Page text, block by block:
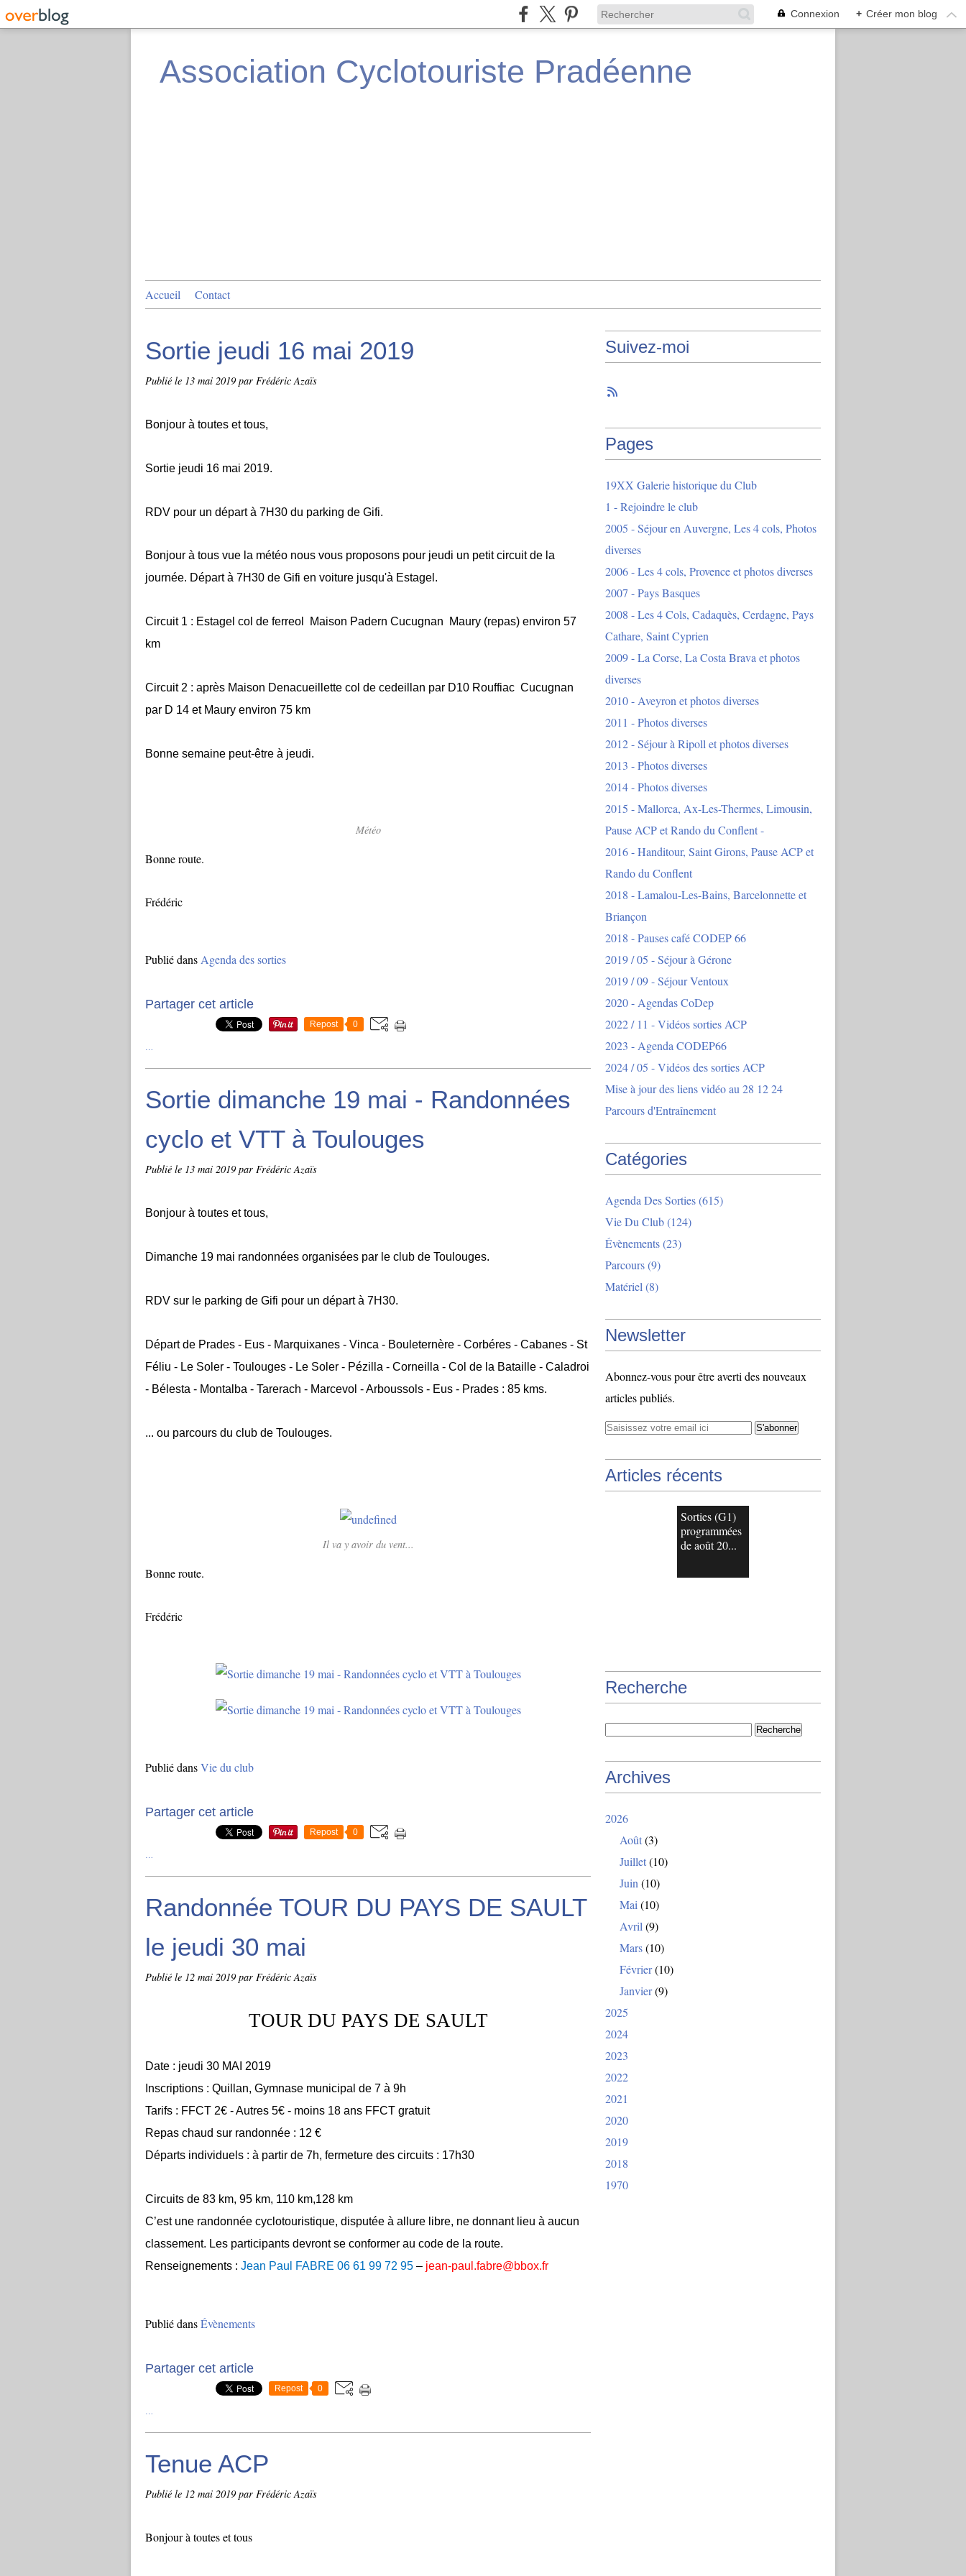
Connexion + Créer mon blog
Association Cyclotouriste Pradéenne
Accueil Contact
Sortie jeudi 16 mai 2019
Publié le 13 mai 2019 par Frédéric Azaïs
Bonjour à toutes et tous,
Sortie jeudi 16 mai 2019.
RDV pour un départ à 7H30 du parking de Gifi.
Bonjour à tous vue la météo nous vous proposons pour jeudi un petit circuit de la
journée. Départ à 7H30 de Gifi en voiture jusqu'à Estagel.
Circuit 1 : Estagel col de ferreol Maison Padern Cucugnan Maury (repas) environ 57
km
Circuit 2 : après Maison Denacueillette col de cedeillan par D10 Rouffiac Cucugnan
par D 14 et Maury environ 75 km
Bonne semaine peut-être à jeudi.
Météo
Bonne route.
Frédéric
Publié dans Agenda des sorties
Partager cet article
Repost 0
…
Sortie dimanche 19 mai - Randonnées
cyclo et VTT à Toulouges
Publié le 13 mai 2019 par Frédéric Azaïs
Bonjour à toutes et tous,
Dimanche 19 mai randonnées organisées par le club de Toulouges.
RDV sur le parking de Gifi pour un départ à 7H30.
Départ de Prades - Eus - Marquixanes - Vinca - Bouleternère - Corbéres - Cabanes - St
Féliu - Le Soler - Toulouges - Le Soler - Pézilla - Corneilla - Col de la Bataille - Caladroi
- Bélesta - Montalba - Tarerach - Marcevol - Arboussols - Eus - Prades : 85 kms.
... ou parcours du club de Toulouges.
Il va y avoir du vent...
Bonne route.
Frédéric
Publié dansVie du club
Partager cet article
Repost 0
…
Randonnée TOUR DU PAYS DE SAULT
le jeudi 30 mai
Publié le 12 mai 2019 par Frédéric Azaïs
TOUR DU PAYS DE SAULT
Date : jeudi 30 MAI 2019
Inscriptions : Quillan, Gymnase municipal de 7 à 9h
Tarifs : FFCT 2€ - Autres 5€ - moins 18 ans FFCT gratuit
Repas chaud sur randonnée : 12 €
Départs individuels : à partir de 7h, fermeture des circuits : 17h30
Circuits de 83 km, 95 km, 110 km,128 km
C’est une randonnée cyclotouristique, disputée à allure libre, ne donnant lieu à aucun
classement. Les participants devront se conformer au code de la route.
Renseignements : Jean Paul FABRE 06 61 99 72 95 – jean-paul.fabre@bbox.fr
Publié dansÉvènements
Partager cet article
Repost 0
…
Tenue ACP
Publié le 12 mai 2019 par Frédéric Azaïs
Bonjour à toutes et tous
Suivez-moi
Pages
19XX Galerie historique du Club
1 - Rejoindre le club
2005 - Séjour en Auvergne, Les 4 cols, Photos
diverses
2006 - Les 4 cols, Provence et photos diverses
2007 - Pays Basques
2008 - Les 4 Cols, Cadaquès, Cerdagne, Pays
Cathare, Saint Cyprien
2009 - La Corse, La Costa Brava et photos
diverses
2010 - Aveyron et photos diverses
2011 - Photos diverses
2012 - Séjour à Ripoll et photos diverses
2013 - Photos diverses
2014 - Photos diverses
2015 - Mallorca, Ax-Les-Thermes, Limousin,
Pause ACP et Rando du Conflent -
2016 - Handitour, Saint Girons, Pause ACP et
Rando du Conflent
2018 - Lamalou-Les-Bains, Barcelonnette et
Briançon
2018 - Pauses café CODEP 66
2019 / 05 - Séjour à Gérone
2019 / 09 - Séjour Ventoux
2020 - Agendas CoDep
2022 / 11 - Vidéos sorties ACP
2023 - Agenda CODEP66
2024 / 05 - Vidéos des sorties ACP
Mise à jour des liens vidéo au 28 12 24
Parcours d'Entraînement
Catégories
Agenda Des Sorties(615)
Vie Du Club(124)
Évènements(23)
Parcours(9)
Matériel (8)
Newsletter
Abonnez-vous pour être averti des nouveaux
articles publiés.
Articles récents
Sorties (G1)
programmées
de août 20...
Recherche
Archives
2026
Août(3)
Juillet(10)
Juin (10)
Mai (10)
Avril (9)
Mars(10)
Février(10)
Janvier(9)
2025
2024
2023
2022
2021
2020
2019
2018
1970